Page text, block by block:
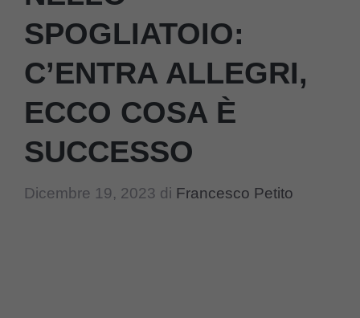
SPOGLIATOIO:
C’ENTRA ALLEGRI,
ECCO COSA È
SUCCESSO
Dicembre 19, 2023 di Francesco Petito